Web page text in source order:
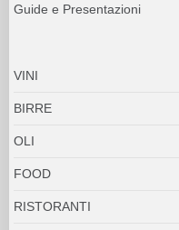
Guide e Presentazioni
VINI
BIRRE
OLI
FOOD
RISTORANTI